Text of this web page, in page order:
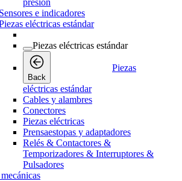
presión
Sensores e indicadores
eléctricas estándar
Piezas eléctricas estándar
Back
Piezas
eléctricas estándar
Cables y alambres
Conectores
Piezas eléctricas
Prensaestopas y adaptadores
Relés & Contactores &
Temporizadores & Interruptores &
Pulsadores